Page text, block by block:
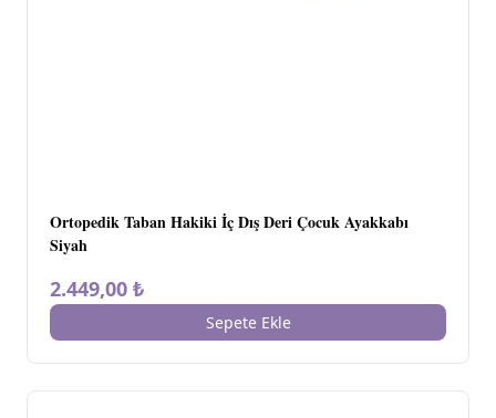
Ortopedik Taban Hakiki İç Dış Deri Çocuk Ayakkabı
Siyah
2.449,00 ₺
Sepete Ekle